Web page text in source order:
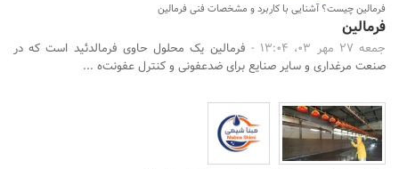
فرمالین چیست؟ آشنایی با کاربرد و مشخصات فنی فرمالین
فرمالین
جمعه 27 مهر 03، 13:04 -
فرمالین یک محلول حاوی فرمالدئید است که در
صنعت مرغداری و سایر صنایع برای ضدعفونی و کنترل عفونت‌ه ...